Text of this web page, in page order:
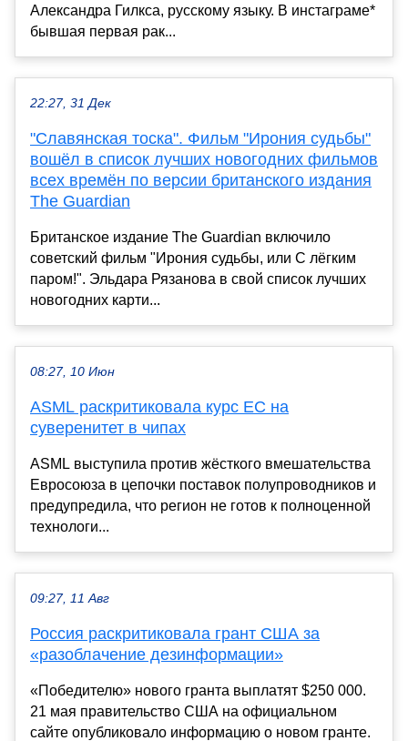
Александра Гилкса, русскому языку. В инстаграме*
бывшая первая рак...
22:27, 31 Дек
"Славянская тоска". Фильм "Ирония судьбы"
вошёл в список лучших новогодних фильмов
всех времён по версии британского издания
The Guardian
Британское издание The Guardian включило
советский фильм "Ирония судьбы, или С лёгким
паром!". Эльдара Рязанова в свой список лучших
новогодних карти...
08:27, 10 Июн
ASML раскритиковала курс ЕС на
суверенитет в чипах
ASML выступила против жёсткого вмешательства
Евросоюза в цепочки поставок полупроводников и
предупредила, что регион не готов к полноценной
технологи...
09:27, 11 Авг
Россия раскритиковала грант США за
«разоблачение дезинформации»
«Победителю» нового гранта выплатят $250 000.
21 мая правительство США на официальном
сайте опубликовало информацию о новом гранте.